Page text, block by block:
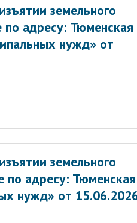
земельного
адресу: Тюменская
нужд» от
земельного
по адресу: Тюменская
нужд» от